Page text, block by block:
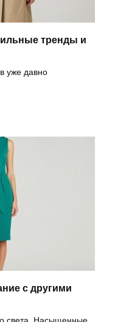
тренды и
уже давно
с другими
света. Насыщенные,